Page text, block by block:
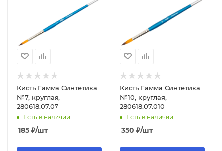
Кисть Гамма Синтетика
№7, круглая,
280618.07.07
Есть в наличии
185 ₽/шт
Кисть Гамма Синтетика
№10, круглая,
280618.07.010
Есть в наличии
350 ₽/шт